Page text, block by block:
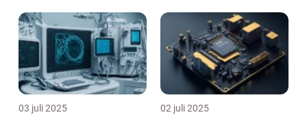
03 juli 2025 02 juli 2025